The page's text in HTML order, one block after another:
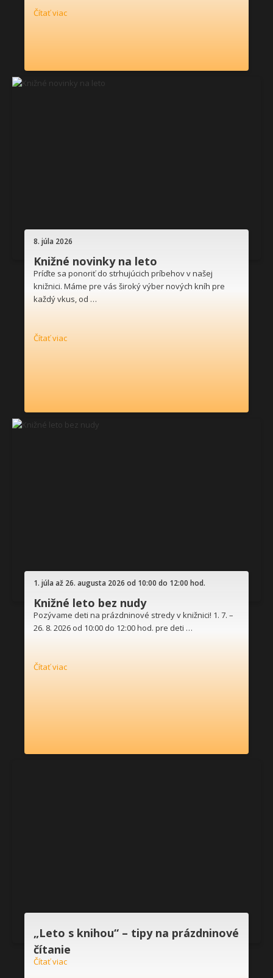
Čítať viac
8. júla 2026
Knižné novinky na leto
Príďte sa ponoriť do strhujúcich príbehov v našej
knižnici. Máme pre vás široký výber nových kníh pre
každý vkus, od …
Čítať viac
1. júla až 26. augusta 2026 od 10:00 do 12:00 hod.
Knižné leto bez nudy
Pozývame deti na prázdninové stredy v knižnici! 1. 7. –
26. 8. 2026 od 10:00 do 12:00 hod. pre deti …
Čítať viac
„Leto s knihou“ – tipy na prázdninové
čítanie
Čítať viac